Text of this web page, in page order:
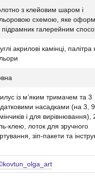
з клейовим шаром і
схемою, яке
підрамник галерейним
акрилові камінці,
із м’яким тримачем та 3
насадками (на 3, 9
і для вирівнювання),
клею, лоток для зручного
зіп-пакети та